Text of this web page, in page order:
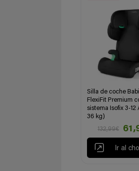
Silla de coche
FlexiFit Premium
sistema Isofix 3-12
36 kg)
132,99€
Ir al